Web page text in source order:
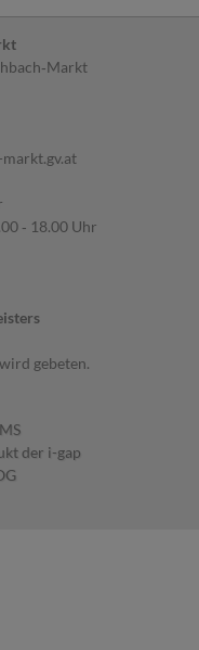
markt.gv.at
‐ 18.00 Uhr
gebeten.
der i-gap